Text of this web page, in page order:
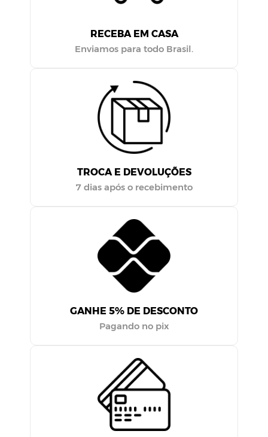
RECEBA EM CASA
Enviamos para todo Brasil.
TROCA E DEVOLUÇÕES
7 dias após o recebimento
GANHE 5% DE DESCONTO
Pagando no pix